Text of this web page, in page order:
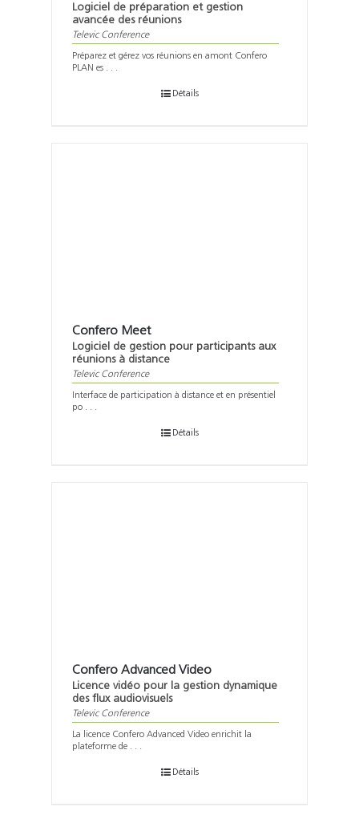
Logiciel de préparation et gestion
avancée des réunions
Televic Conference
Préparez et gérez vos réunions en amont Confero
PLAN es . . .
Détails
Confero Meet
Logiciel de gestion pour participants aux
réunions à distance
Televic Conference
Interface de participation à distance et en présentiel
po . . .
Détails
Confero Advanced Video
Licence vidéo pour la gestion dynamique
des flux audiovisuels
Televic Conference
La licence Confero Advanced Video enrichit la
plateforme de . . .
Détails